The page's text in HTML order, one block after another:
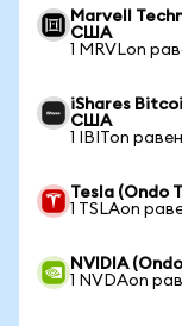
Marvell
США
1 MRVLon
iShares
США
1 IBITon
Tesla (Ondo
1 TSLAon
NVIDIA
1 NVDAon